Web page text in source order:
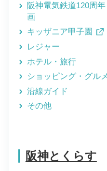
阪神電気鉄道120周
画
キッザニア甲子園
レジャー
ホテル・旅行
ショッピング・グルメ
沿線ガイド
その他
阪神とくらす